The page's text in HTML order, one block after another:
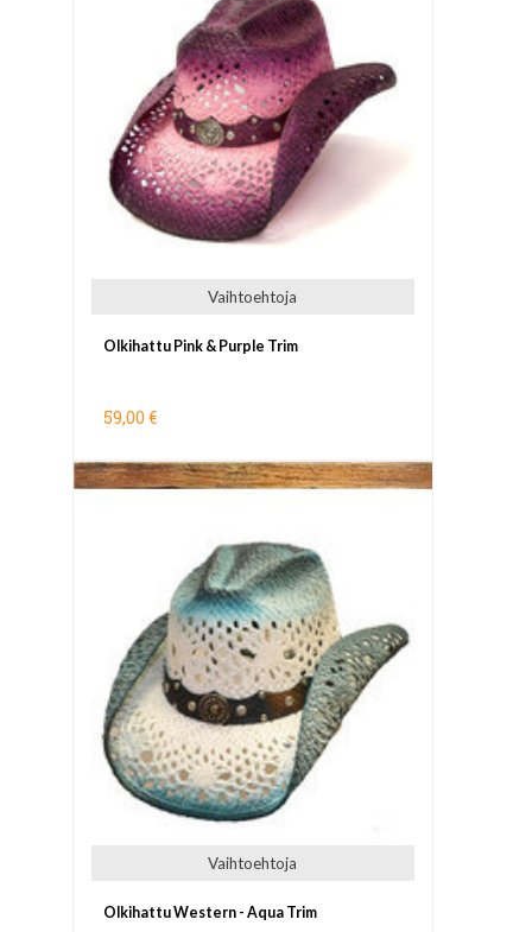
Vaihtoehtoja
Olkihattu Pink & Purple Trim
59,00 €
Vaihtoehtoja
Olkihattu Western - Aqua Trim